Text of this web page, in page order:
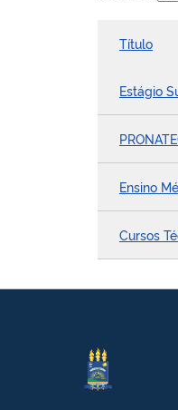
Título
Estágio
Ensino
Cursos